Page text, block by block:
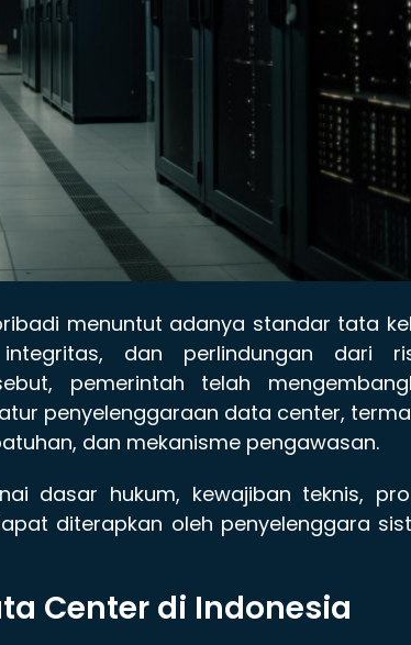
menuntut adanya standar tata
dan perlindungan dari
pemerintah telah
penyelenggaraan data center,
dan mekanisme pengawasan.
dasar hukum, kewajiban teknis,
diterapkan oleh penyelenggara
Center di Indonesia